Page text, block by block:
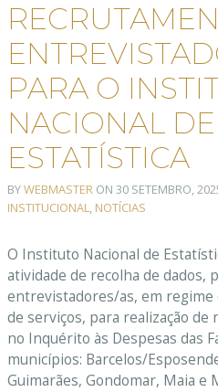
PARA O
NACIONAL DE
ESTATÍSTICA
BYWEBMASTER ON 30 SETEMBRO,
INSTITUCIONAL, NOTÍCIAS
O Instituto Nacional de
atividade de recolha de dados,
entrevistadores/as, em
de serviços, para realização de
no Inquérito às Despesas das
municípios: Barcelos/
Guimarães, Gondomar, Maia e